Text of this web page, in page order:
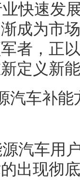
快速发
成为市
者，正
定义新
汽车用
出现彻